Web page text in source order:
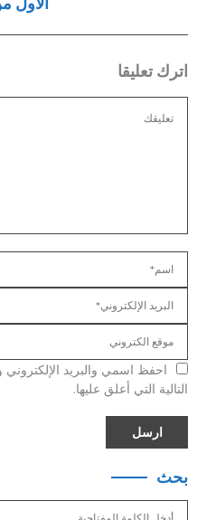
اترك تعليقا
احفظ اسمي والبريد
التالية التي أعلق عليها.
بحث